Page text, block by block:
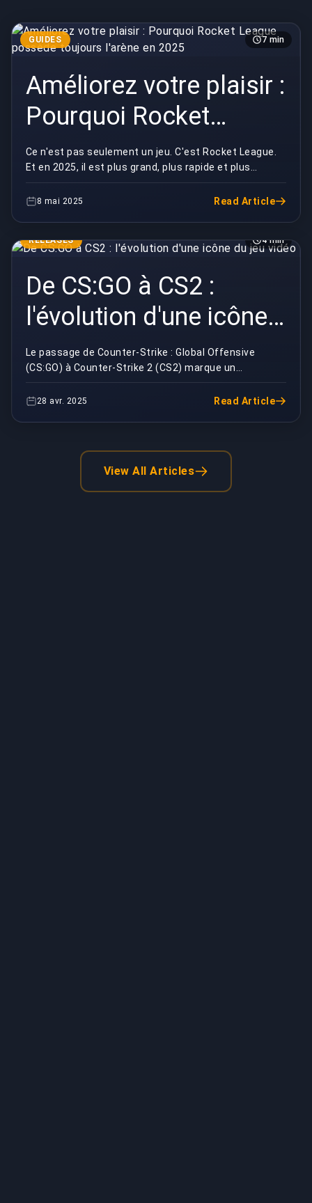
GUIDES 7 min
Améliorez votre plaisir :
Pourquoi Rocket
League possède
toujours l'arène en
2025
Ce n'est pas seulement un jeu. C'est Rocket League.
Et en 2025, il est plus grand, plus rapide et plus
ridiculement amusant que jamais. Pour les non-...
8 mai 2025 Read Article
RELEASES 4 min
De CS:GO à CS2 :
l'évolution d'une icône
du jeu vidéo
Le passage de Counter-Strike : Global Offensive
(CS:GO) à Counter-Strike 2 (CS2) marque un
changement monumental dans le monde du jeu,
redéfinissant l...
28 avr. 2025 Read Article
View All Articles